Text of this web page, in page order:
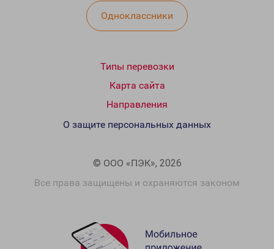
Одноклассники
Типы перевозки
Карта сайта
Направления
© ООО «ПЭК», 2026
Все права защищены и охраняются законом
О защите персональных данных